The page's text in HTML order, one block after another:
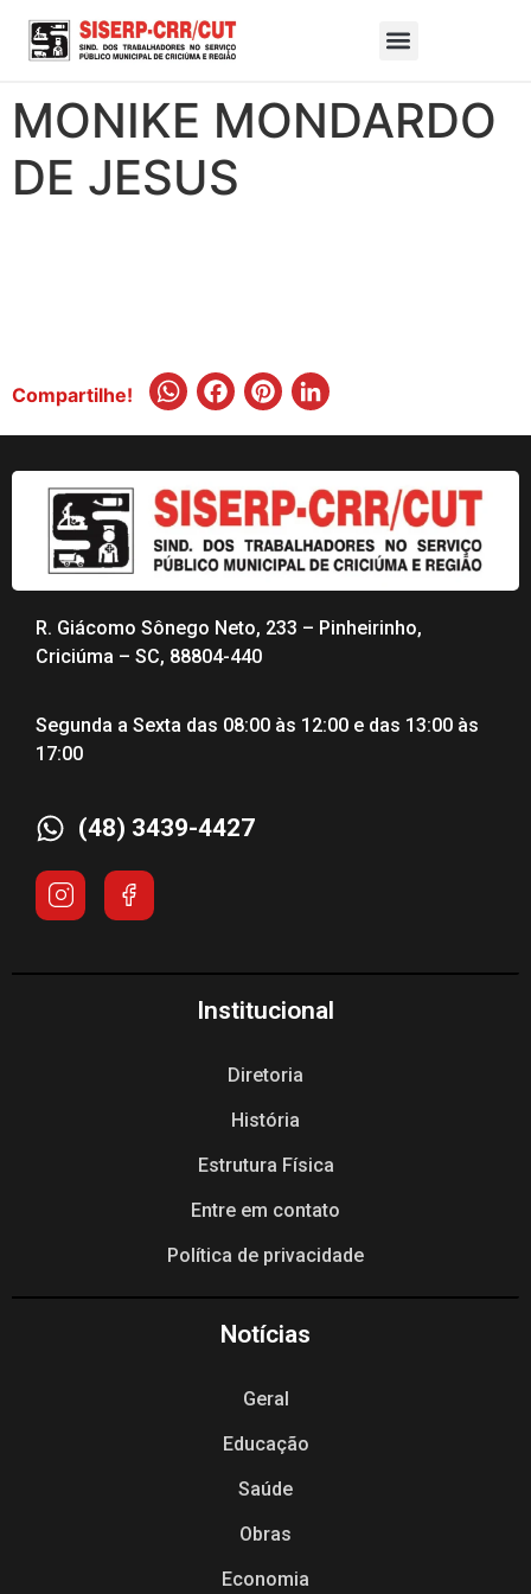
MONIKE MONDARDO
DE JESUS
Compartilhe! WhatsApp
Facebook
Pinterest
R. Giácomo Sônego Neto, 233 – Pinheirinho,
Criciúma – SC, 88804-440
Segunda a Sexta das 08:00 às 12:00 e das 13:00 às
17:00
(48) 3439-4427
Institucional
Diretoria
História
Estrutura Física
Entre em contato
Política de privacidade
Notícias
Geral
Educação
Saúde
Obras
Economia